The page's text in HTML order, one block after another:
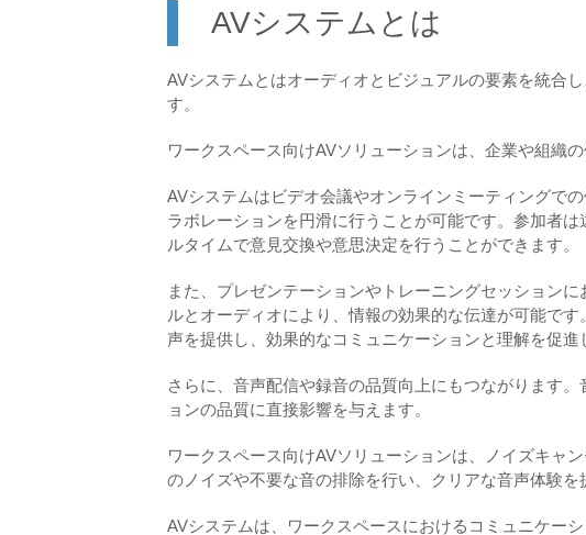
AVシステムとは
AVシステムとはオーディオとビジュアルの要素を統合
す。
ワークスペース向けAVソリューションは、企業や組織
AVシステムはビデオ会議やオンラインミーティングで
ラボレーションを円滑に行うことが可能です。参加者
ルタイムで意見交換や意思決定を行うことができます。
また、プレゼンテーションやトレーニングセッション
ルとオーディオにより、情報の効果的な伝達が可能で
声を提供し、効果的なコミュニケーションと理解を促進
さらに、音声配信や録音の品質向上にもつながります
ョンの品質に直接影響を与えます。
ワークスペース向けAVソリューションは、ノイズキャ
のノイズや不要な音の排除を行い、クリアな音声体験を
AVシステムは、ワークスペースにおけるコミュニケー